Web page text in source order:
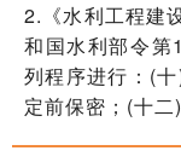
2.《水利工程建
和国水利部令第
列程序进行：(
定前保密；(十二